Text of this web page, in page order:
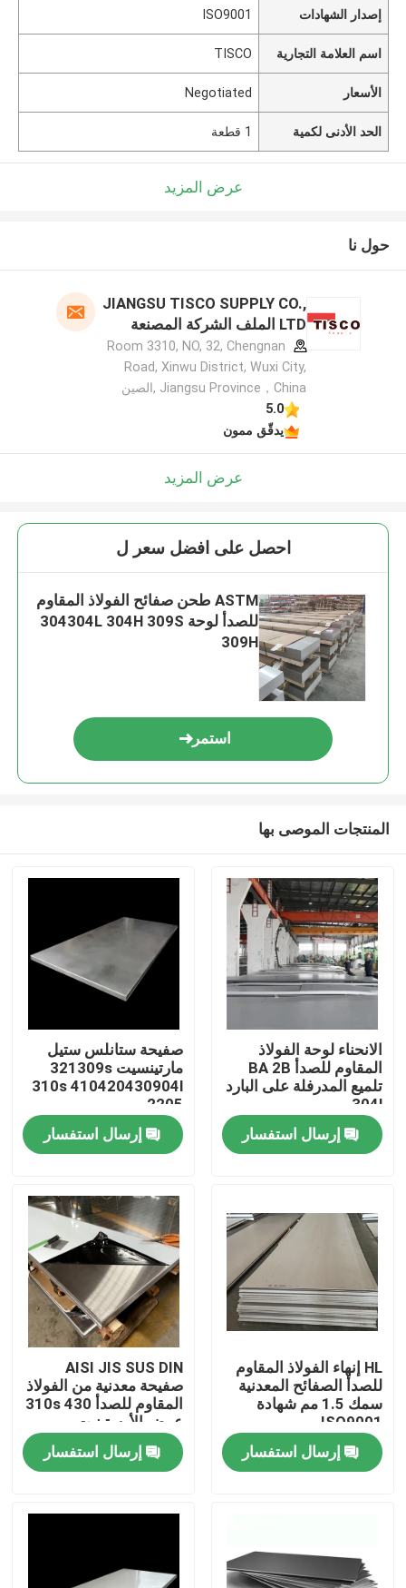
مسكن
منتجات
جولة في المعمل
مراقبة الجودة
اطلب اقتباس
لفائف الفولاذ المقاوم للصدأ TISCO
ورقة لوحة الكربون الصلب
إصدار الشهادات ISO9001
اسم العلامة التجارية TISCO
الأسعار Negotiated
الحد الأدنى لكمية 1 قطعة
عرض المزيد
حول نا
JIANGSU TISCO SUPPLY CO.,
LTD الملف الشركة المصنعة
Room 3310, NO, 32, Chengnan
Road, Xinwu District, Wuxi City,
Jiangsu Province，China ,الصين
5.0
يدقّق ممون
عرض المزيد
احصل على افضل سعر ل
ASTM طحن صفائح الفولاذ المقاوم
للصدأ لوحة 304304L 304H 309S
309H
استمر
المنتجات الموصى بها
الانحناء لوحة الفولاذ
المقاوم للصدأ BA 2B
تلميع المدرفلة على البارد
304l
إرسال استفسار
صفيحة ستانلس ستيل
مارتينسيت 321309s
310s 410420430904l
2205
إرسال استفسار
HL إنهاء الفولاذ المقاوم
للصدأ الصفائح المعدنية
سمك 1.5 مم شهادة
ISO9001
إرسال استفسار
AISI JIS SUS DIN
صفيحة معدنية من الفولاذ
المقاوم للصدأ 310s 430
عرض الأوستينيت
إرسال استفسار